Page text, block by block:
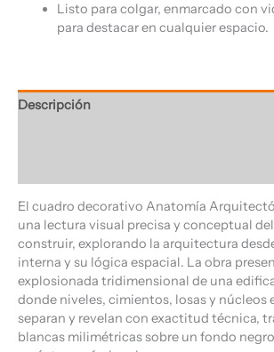
Listo para colgar, enmarcado con
para destacar en cualquier espacio.
Descripción
El cuadro decorativo Anatomía
una lectura visual precisa y conceptual
construir, explorando la arquitectura
interna y su lógica espacial. La obra
explosionada tridimensional de una
donde niveles, cimientos, losas y núcleos
separan y revelan con exactitud técnica,
blancas milimétricas sobre un fondo